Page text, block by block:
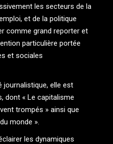
les secteurs de la
et de la politique
comme grand reporter et
particulière portée
et sociales
journalistique, elle est
dont « Le capitalisme
trompés » ainsi que
monde ».
les dynamiques